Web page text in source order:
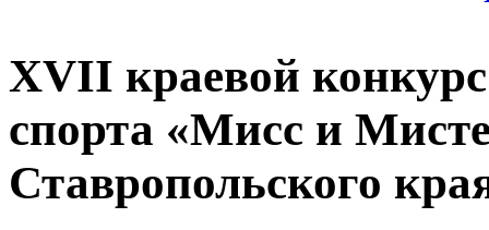
XVII краевой
спорта «Мисс и
Ставропольского